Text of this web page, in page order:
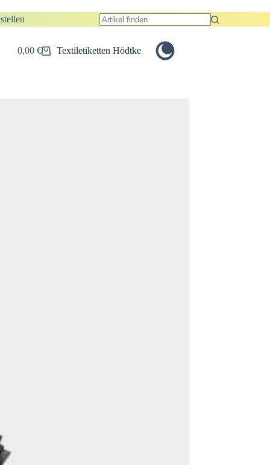
Warenkorb
0,00 € Textiletiketten Hödtke